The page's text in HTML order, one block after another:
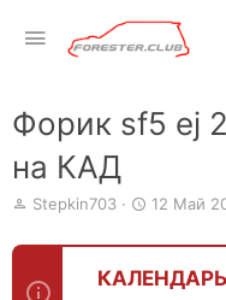
Форик sf5 ej
на КАД
А
т
р
Stepkin703
Д
т
а
н
12 Май
КАЛЕНДАРЬ